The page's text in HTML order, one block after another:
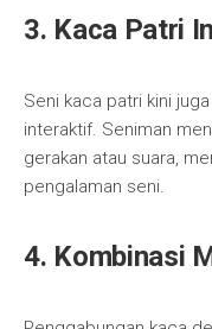
3. Kaca Patri
Seni kaca patri kini
interaktif. Seniman
gerakan atau suara,
pengalaman seni.
4. Kombinasi